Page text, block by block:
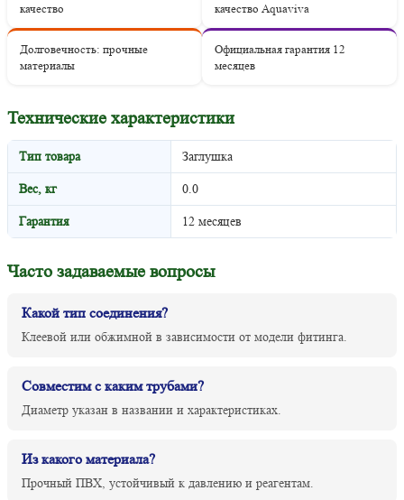
качество
качество Aquaviva
Долговечность: прочные
материалы
Официальная гарантия 12
месяцев
Технические характеристики
Тип товара Заглушка
Вес, кг 0.0
Гарантия 12 месяцев
Часто задаваемые вопросы
Какой тип соединения?
Клеевой или обжимной в зависимости от модели фитинга.
Совместим с каким трубами?
Диаметр указан в названии и характеристиках.
Из какого материала?
Прочный ПВХ, устойчивый к давлению и реагентам.